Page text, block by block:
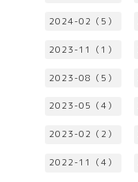
2024-02（5）
2023-11（1）
2023-08（5）
2023-05（4）
2023-02（2）
2022-11（4）